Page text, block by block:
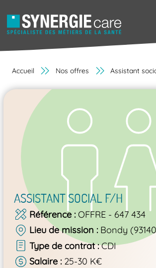
Accueil Nos offres Assistant
ASSISTANT SOCIAL F/H
Référence OFFRE - 647 434
Lieu de mission
Bondy
Type de contrat CDI
Salaire
25-30 K€